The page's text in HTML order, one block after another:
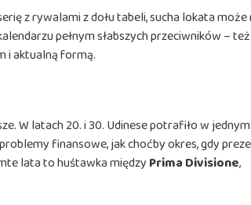
z rywalami z dołu tabeli, sucha lokata może
pełnym słabszych przeciwników – też
i aktualną formą.
W latach 20. i 30. Udinese potrafiło w jednym
finansowe, jak choćby okres, gdy
lata to huśtawka między Prima Divisione,